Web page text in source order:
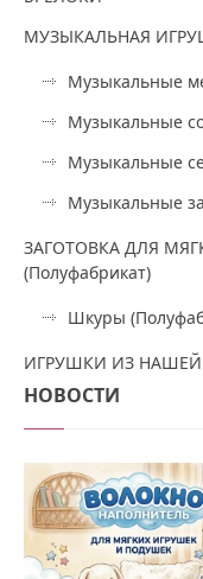
МУЗЫКАЛЬНАЯ
Музыкальные
Музыкальные
Музыкальные
Музыкальные
ЗАГОТОВКА ДЛЯ
(Полуфабрикат)
Шкуры
ИГРУШКИ ИЗ
НОВОСТИ